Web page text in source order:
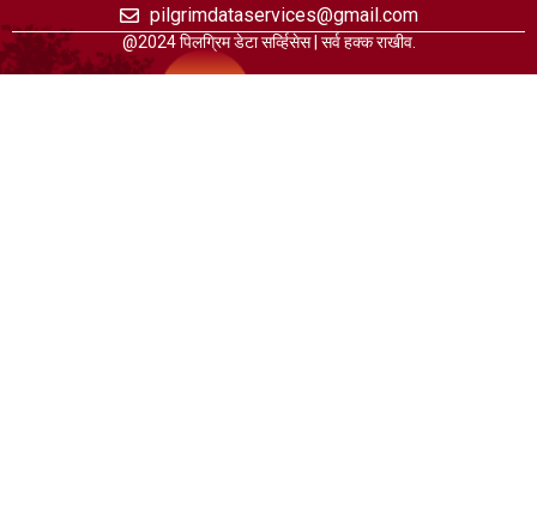
pilgrimdataservices@gmail.com
@2024 पिलग्रिम डेटा सर्व्हिसेस | सर्व हक्क राखीव.